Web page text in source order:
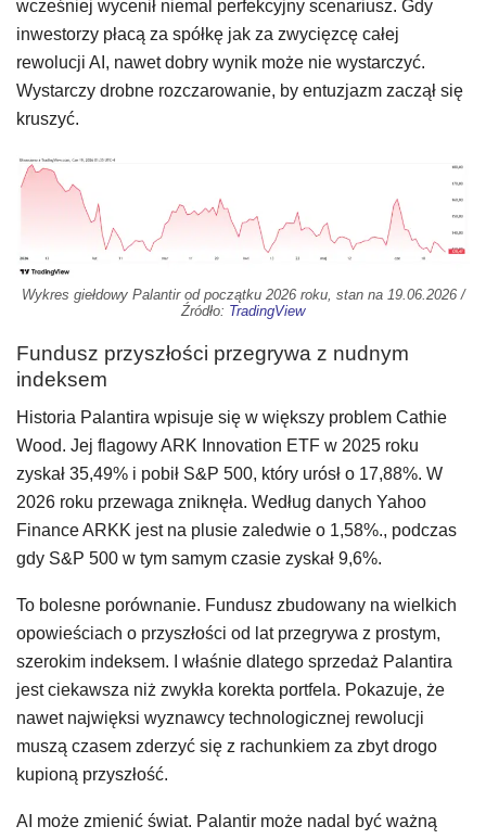
wcześniej wycenił niemal perfekcyjny scenariusz. Gdy
inwestorzy płacą za spółkę jak za zwycięzcę całej
rewolucji AI, nawet dobry wynik może nie wystarczyć.
Wystarczy drobne rozczarowanie, by entuzjazm zaczął się
kruszyć.
Wykres giełdowy Palantir od początku 2026 roku, stan na 19.06.2026 /
Źródło: TradingView
Fundusz przyszłości przegrywa z nudnym
indeksem
Historia Palantira wpisuje się w większy problem Cathie
Wood. Jej flagowy ARK Innovation ETF w 2025 roku
zyskał 35,49% i pobił S&P 500, który urósł o 17,88%. W
2026 roku przewaga zniknęła. Według danych Yahoo
Finance ARKK jest na plusie zaledwie o 1,58%., podczas
gdy S&P 500 w tym samym czasie zyskał 9,6%.
To bolesne porównanie. Fundusz zbudowany na wielkich
opowieściach o przyszłości od lat przegrywa z prostym,
szerokim indeksem. I właśnie dlatego sprzedaż Palantira
jest ciekawsza niż zwykła korekta portfela. Pokazuje, że
nawet najwięksi wyznawcy technologicznej rewolucji
muszą czasem zderzyć się z rachunkiem za zbyt drogo
kupioną przyszłość.
AI może zmienić świat. Palantir może nadal być ważną